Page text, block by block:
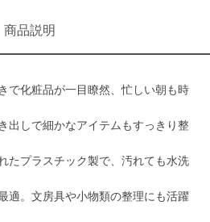
商品説明
で化粧品が一目瞭然、忙しい朝も時
出しで細かなアイテムもすっきり整
たプラスチック製で、汚れても水洗
適。文房具や小物類の整理にも活躍